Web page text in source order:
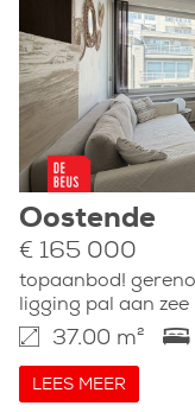
Oostende
€ 165 000
topaanbod!
ligging pal aan zee
37.00 m²
LEES MEER